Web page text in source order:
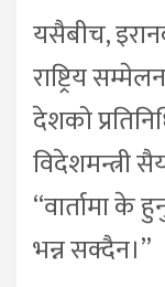
यसैबीच,
राष्ट्रिय
देशको
विदेशमन्त्री
“वार्तामा
भन्न सक्दैन।”